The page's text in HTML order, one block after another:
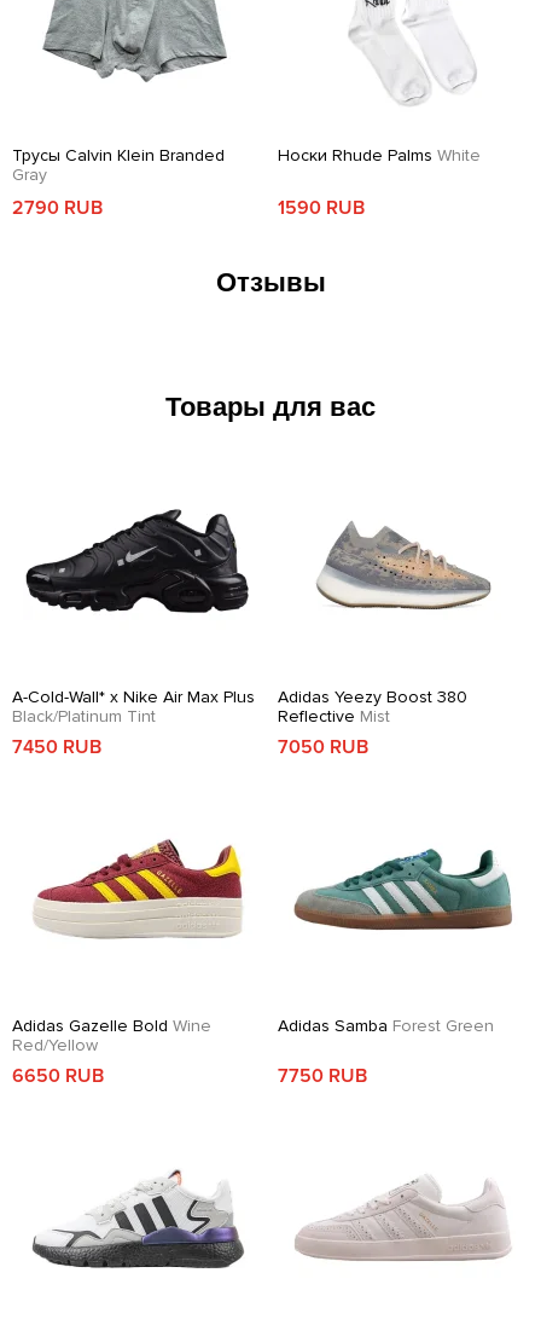
Трусы Calvin Klein Branded
Gray
2790 RUB
Носки Rhude Palms White
1590 RUB
Отзывы
Товары для вас
A-Cold-Wall* x Nike Air Max Plus
Black/Platinum Tint
7450 RUB
Adidas Yeezy Boost 380
Reflective Mist
7050 RUB
Adidas Gazelle Bold Wine
Red/Yellow
6650 RUB
Adidas Samba Forest Green
7750 RUB